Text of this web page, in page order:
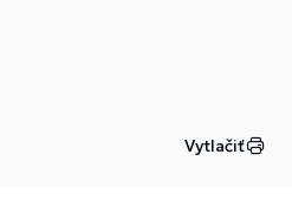
Vytlačiť